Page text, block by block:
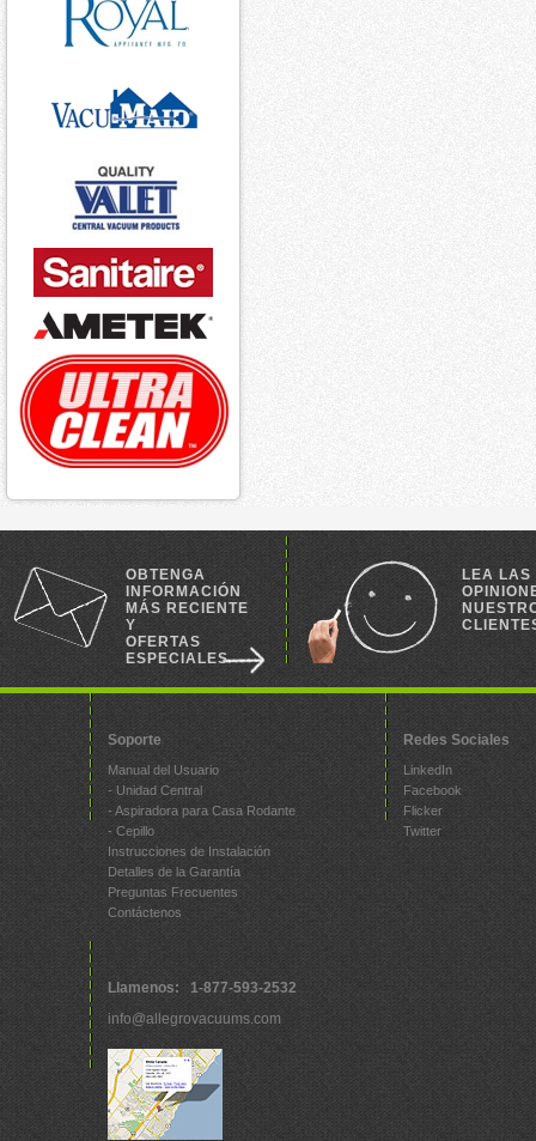
OBTENGA
INFORMACIÓN
MÁS RECIENTE
Y
OFERTAS
ESPECIALES
LEA LAS
Soporte
Manual del Usuario
- Unidad Central
- Aspiradora para Casa Rodante
- Cepillo
Instrucciones de Instalación
Detalles de la Garantía
Preguntas Frecuentes
Contáctenos
Redes Sociales
LinkedIn
Facebook
Flicker
Twitter
Llamenos: 1-877-593-2532
info@allegrovacuums.com